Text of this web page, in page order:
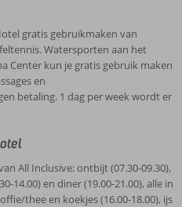
gratis gebruikmaken van
Watersporten aan het
Center kun je gratis gebruik maken
en
betaling. 1 dag per week wordt er
All Inclusive: ontbijt (07.30-09.30),
14.00) en diner (19.00-21.00), alle in
thee en koekjes (16.00-18.00), ijs